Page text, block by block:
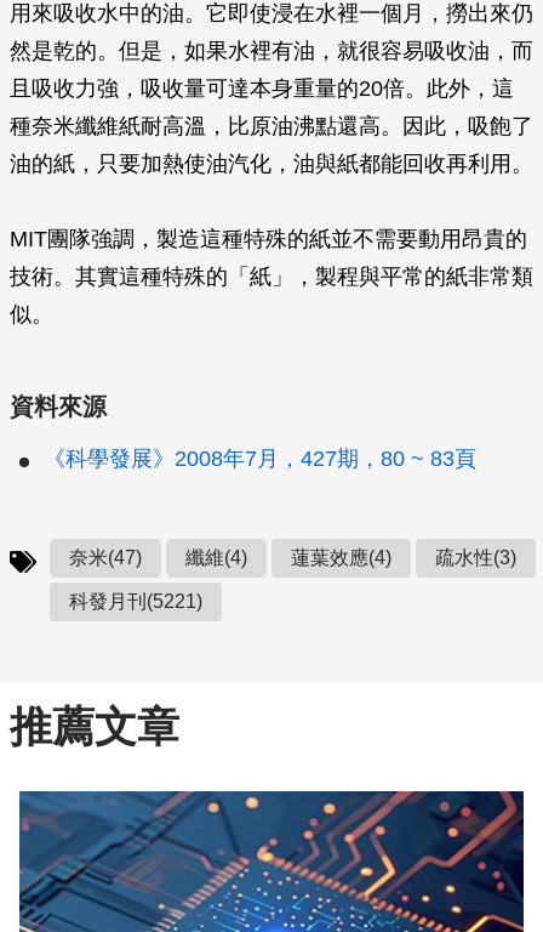
用來吸收水中的油。它即使浸在水裡一個月，撈出來仍
然是乾的。但是，如果水裡有油，就很容易吸收油，而
且吸收力強，吸收量可達本身重量的20倍。此外，這
種奈米纖維紙耐高溫，比原油沸點還高。因此，吸飽了
油的紙，只要加熱使油汽化，油與紙都能回收再利用。
MIT團隊強調，製造這種特殊的紙並不需要動用昂貴的
技術。其實這種特殊的「紙」，製程與平常的紙非常類
似。
資料來源
《科學發展》2008年7月，427期，80 ~ 83頁
奈米(47) 纖維(4) 蓮葉效應(4) 疏水性(3)
科發月刊(5221)
推薦文章